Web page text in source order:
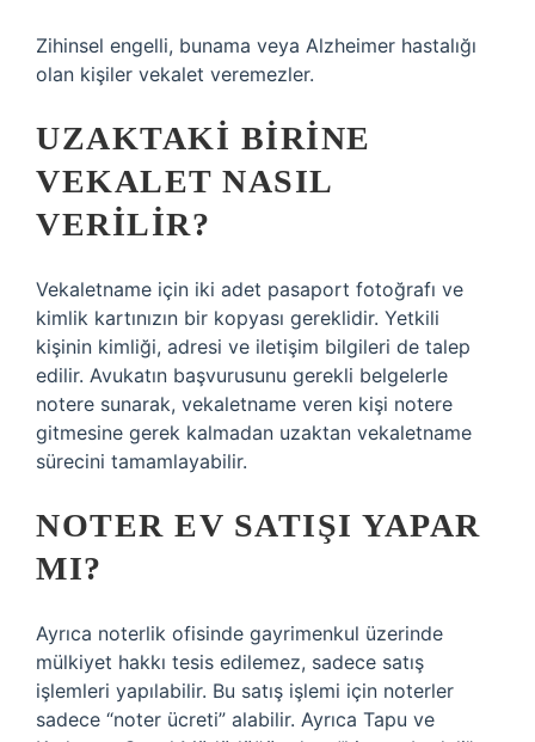
Zihinsel engelli, bunama veya Alzheimer hastalığı
olan kişiler vekalet veremezler.
UZAKTAKI BIRINE
VEKALET NASIL
VERILIR?
Vekaletname için iki adet pasaport fotoğrafı ve
kimlik kartınızın bir kopyası gereklidir. Yetkili
kişinin kimliği, adresi ve iletişim bilgileri de talep
edilir. Avukatın başvurusunu gerekli belgelerle
notere sunarak, vekaletname veren kişi notere
gitmesine gerek kalmadan uzaktan vekaletname
sürecini tamamlayabilir.
NOTER EV SATIŞI YAPAR
MI?
Ayrıca noterlik ofisinde gayrimenkul üzerinde
mülkiyet hakkı tesis edilemez, sadece satış
işlemleri yapılabilir. Bu satış işlemi için noterler
sadece “noter ücreti” alabilir. Ayrıca Tapu ve